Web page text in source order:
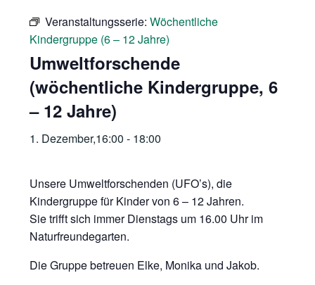
Veranstaltungsserie:Wöchentliche
Kindergruppe (6 – 12 Jahre)
Umweltforschende
(wöchentliche Kindergruppe, 6
– 12 Jahre)
1. Dezember,16:00 - 18:00
Unsere Umweltforschenden (UFO’s), die
Kindergruppe für Kinder von 6 – 12 Jahren.
Sie trifft sich immer Dienstags um 16.00 Uhr im
Naturfreundegarten.
Die Gruppe betreuen Elke, Monika und Jakob.